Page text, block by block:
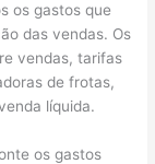
os gastos que
das vendas. Os
vendas, tarifas
de frotas,
líquida.
os gastos